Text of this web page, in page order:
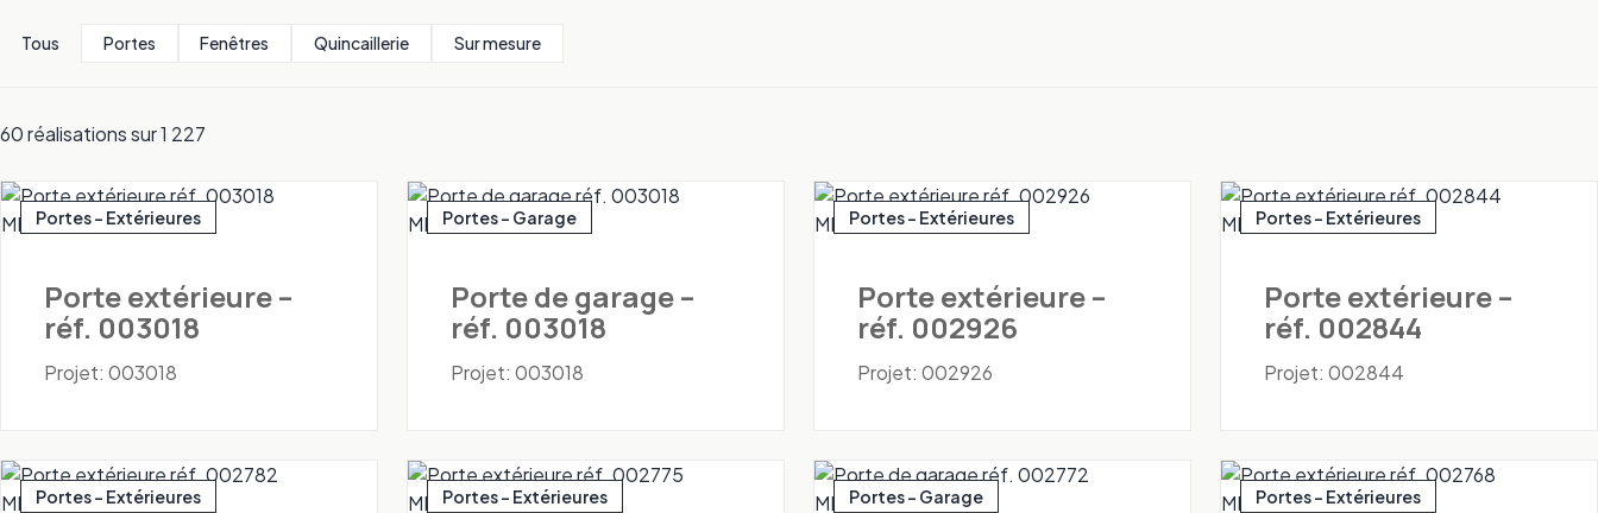
Tous Portes Fenêtres Quincaillerie Sur mesure
60 réalisations sur 1 227
Portes - Extérieures
Porte extérieure –
réf. 003018
Projet: 003018
Portes - Garage
Porte de garage –
réf. 003018
Projet: 003018
Portes - Extérieures
Porte extérieure –
réf. 002926
Projet: 002926
Portes - Extérieures
Porte extérieure –
réf. 002844
Projet: 002844
Portes - Extérieures Portes - Extérieures Portes - Garage Portes - Extérieures